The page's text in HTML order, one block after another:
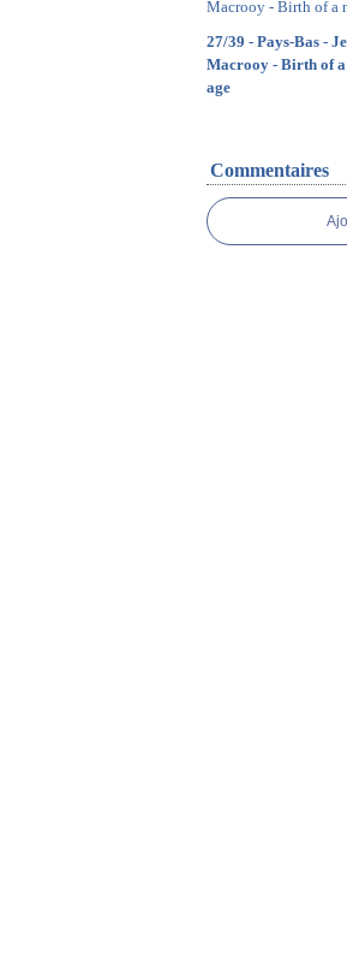
27/39 - Pays-Bas -
Macrooy - Birth of a
age
Commentaires